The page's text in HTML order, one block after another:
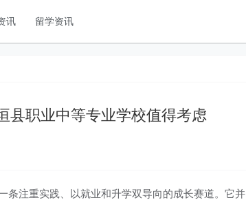
讯 留学资讯
县职业中等专业学校值得考虑
条注重实践、以就业和升学双导向的成长赛道。它并